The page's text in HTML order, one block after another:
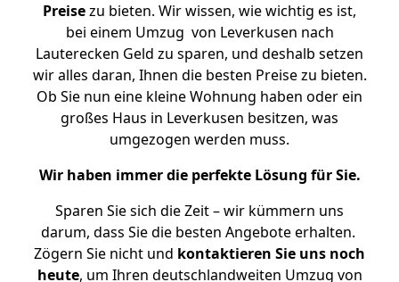
Preisezu bieten. Wir wissen, wie wichtig es ist,
bei einem Umzug von Leverkusen nach
Lauterecken Geld zu sparen, und deshalb setzen
wir alles daran, Ihnen die besten Preise zu bieten.
Ob Sie nun eine kleine Wohnung haben oder ein
großes Haus in Leverkusen besitzen, was
umgezogen werden muss.
Wir haben immer die perfekte Lösung für Sie.
Sparen Sie sich die Zeit – wir kümmern uns
darum, dass Sie die besten Angebote erhalten.
Zögern Sie nicht und kontaktieren Sie uns noch
heute, um Ihren deutschlandweiten Umzug von